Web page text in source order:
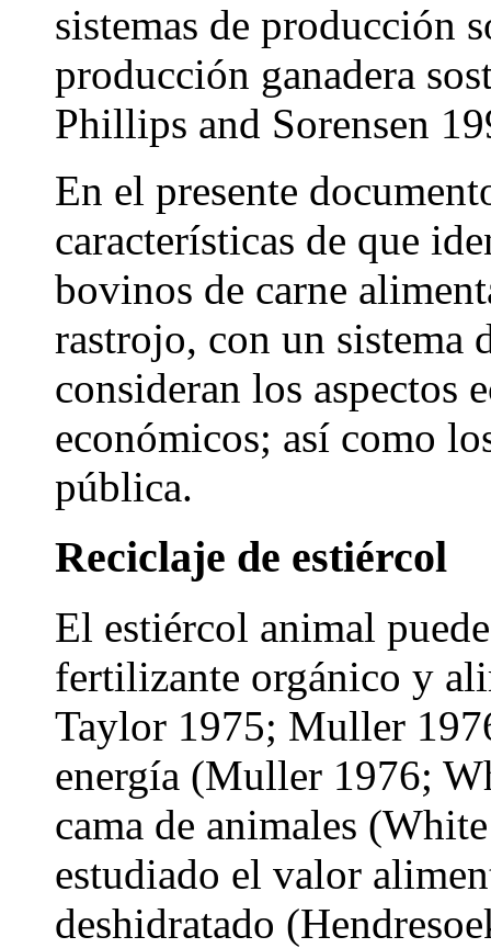
sistemas de producción
producción ganadera
Phillips and Sorensen
En el presente
características de que
bovinos de carne
rastrojo, con un sistema
consideran los aspectos
económicos; así como
pública.
Reciclaje de estiércol
El estiércol animal
fertilizante orgánico y
Taylor 1975; Muller
energía (Muller 1976;
cama de animales
estudiado el valor
deshidratado